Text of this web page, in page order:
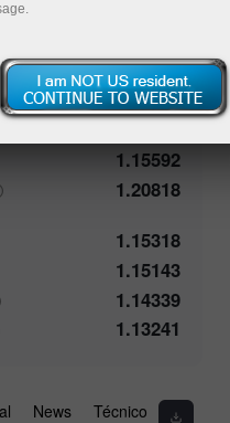
operadores
1.15317
1.15592
1.20818
1.15318
1.15143
1.14339
1.13241
News Técnico